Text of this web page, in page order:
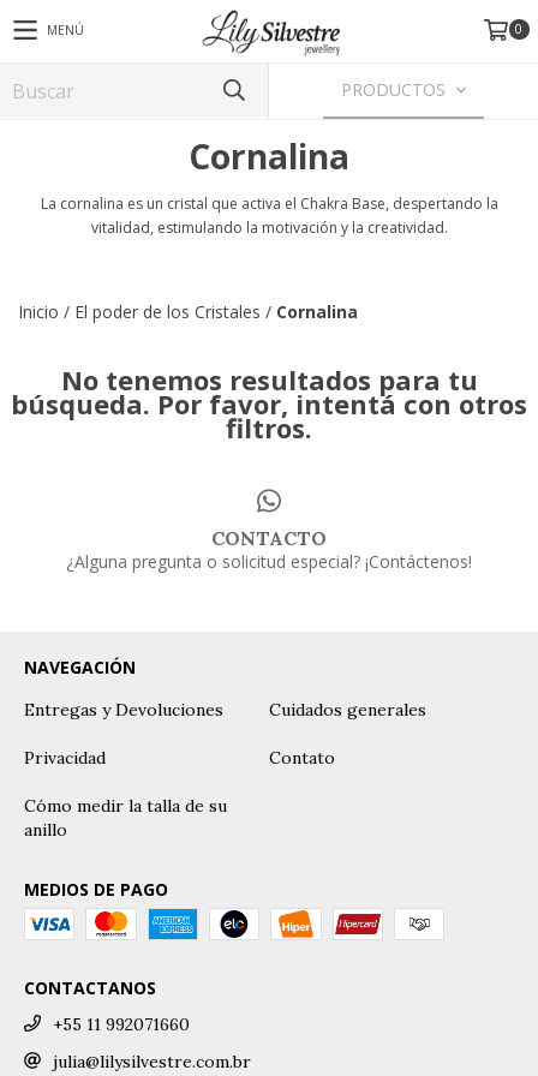
MENÚ 0
PRODUCTOS
Cornalina
La cornalina es un cristal que activa el Chakra Base, despertando la
vitalidad, estimulando la motivación y la creatividad.
Inicio / El poder de los Cristales / Cornalina
No tenemos resultados para tu
búsqueda. Por favor, intentá con otros
filtros.
CONTACTO
¿Alguna pregunta o solicitud especial? ¡Contáctenos!
NAVEGACIÓN
Entregas y Devoluciones Cuidados generales
Privacidad Contato
Cómo medir la talla de su
anillo
MEDIOS DE PAGO
CONTACTANOS
+55 11 992071660
julia@lilysilvestre.com.br